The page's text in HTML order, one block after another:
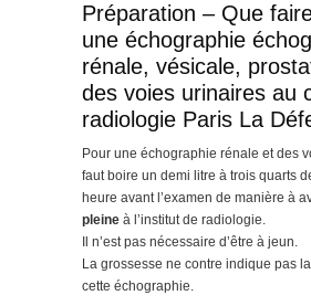
Préparation – Que
une échographie
rénale, vésicale,
des voies urinaires au
radiologie Paris La
Pour une échographie rénale et des
faut boire un demi litre à trois quarts
heure avant l’examen de manière à
pleine à l’institut de radiologie.
Il n’est pas nécessaire d’être à jeun.
La grossesse ne contre indique pas
cette échographie.